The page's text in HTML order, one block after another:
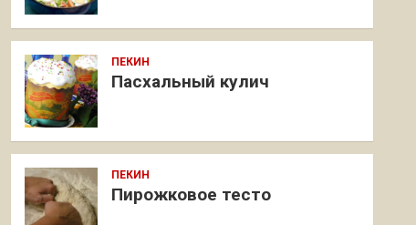
ПЕКИН
Пасхальный кулич
ПЕКИН
Пирожковое тесто